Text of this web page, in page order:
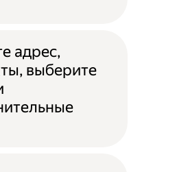
адрес,
выберите